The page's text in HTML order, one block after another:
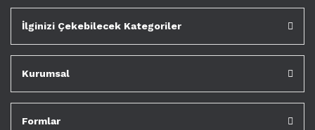
İlginizi Çekebilecek Kategoriler
Kurumsal
Formlar